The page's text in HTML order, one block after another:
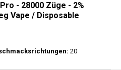
- 28000 Züge - 2%
Vape / Disposable
20